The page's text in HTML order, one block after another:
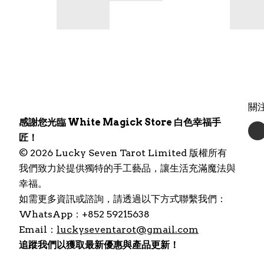
感謝您光臨 White Magick Store 白色幸福手
匠！
© 2026 Lucky Seven Tarot Limited 版權所有
我們致力於提供獨特的手工藝品，讓生活充滿魔法與
幸福。
如需更多資訊或諮詢，請透過以下方式聯繫我們：
WhatsApp：+852 59215638
Email： luckyseventarot@gmail.com
追蹤我們以獲取最新優惠與產品更新！
關